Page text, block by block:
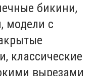
бикини,
модели с
классические
вырезами